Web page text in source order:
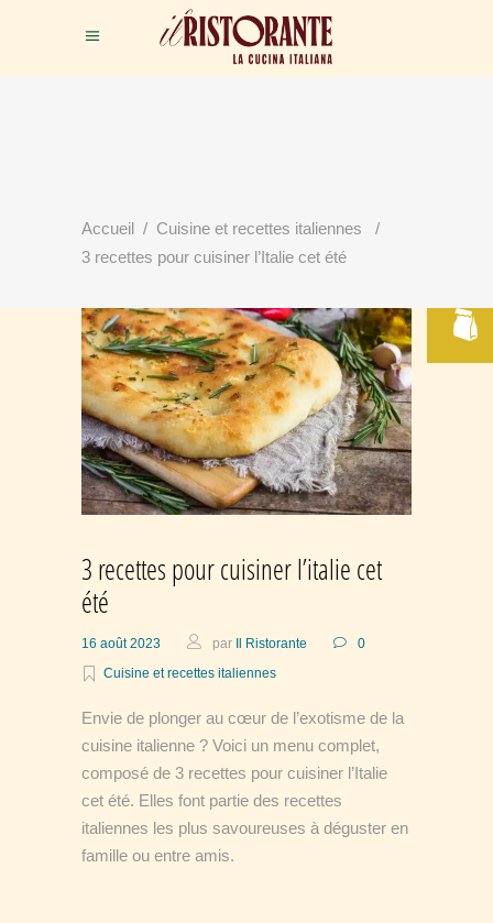
Accueil / Cuisine et recettes italiennes
/
3 recettes pour cuisiner l’Italie cet été
3 recettes pour cuisiner l’italie cet
été
16 août 2023 par Il Ristorante
0
Cuisine et recettes italiennes
Envie de plonger au cœur de l’exotisme de la
cuisine italienne ? Voici un menu complet,
composé de 3 recettes pour cuisiner l’Italie
cet été. Elles font partie des recettes
italiennes les plus savoureuses à déguster en
famille ou entre amis.
RÉSERVER
VOTRE TABLE